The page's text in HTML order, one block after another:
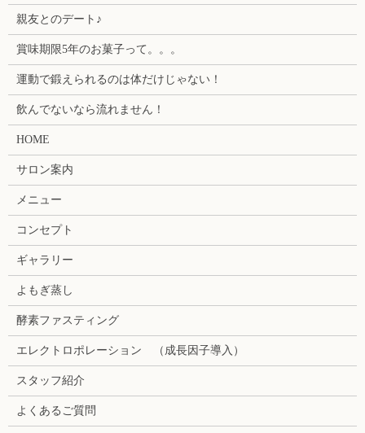
親友とのデート♪
賞味期限5年のお菓子って。。。
運動で鍛えられるのは体だけじゃない！
飲んでないなら流れません！
HOME
サロン案内
メニュー
コンセプト
ギャラリー
よもぎ蒸し
酵素ファスティング
エレクトロポレーション （成長因子導入）
スタッフ紹介
よくあるご質問